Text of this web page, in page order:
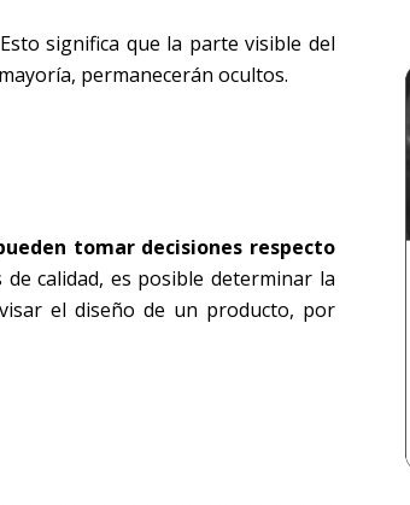
significa que la parte visible del
permanecerán ocultos.
tomar decisiones respecto
calidad, es posible determinar la
el diseño de un producto, por